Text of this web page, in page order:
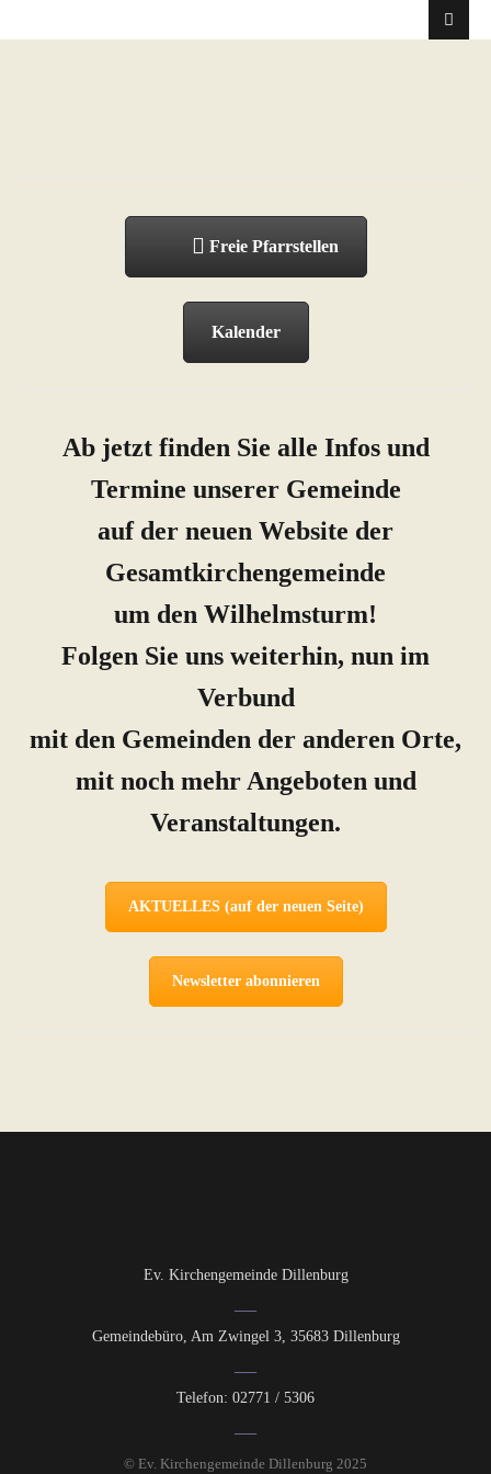
Freie Pfarrstellen
Kalender
Ab jetzt finden Sie alle Infos und
Termine unserer Gemeinde
auf der neuen Website der
Gesamtkirchengemeinde
um den Wilhelmsturm!
Folgen Sie uns weiterhin, nun im
Verbund
mit den Gemeinden der anderen Orte,
mit noch mehr Angeboten und
Veranstaltungen.
AKTUELLES (auf der neuen Seite)
Newsletter abonnieren
Ev. Kirchengemeinde Dillenburg
Gemeindebüro, Am Zwingel 3, 35683 Dillenburg
Telefon: 02771 / 5306
© Ev. Kirchengemeinde Dillenburg 2025